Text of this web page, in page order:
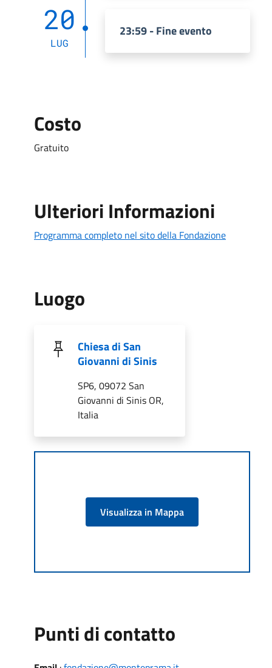
20
LUG
23:59 - Fine evento
Costo
Gratuito
Ulteriori Informazioni
Programma completo nel sito della Fondazione
Luogo
Chiesa di San
Giovanni di Sinis
SP6, 09072 San
Giovanni di Sinis OR,
Italia
Visualizza in Mappa
Punti di contatto